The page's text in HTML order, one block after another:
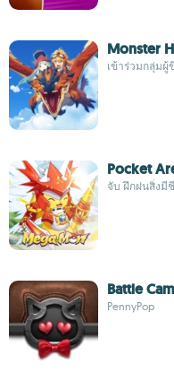
Monster
เข้าร่วมกลุ่มผู้
Pocket
จับ ฝึกฝนสิ่งมี
Battle
PennyPop